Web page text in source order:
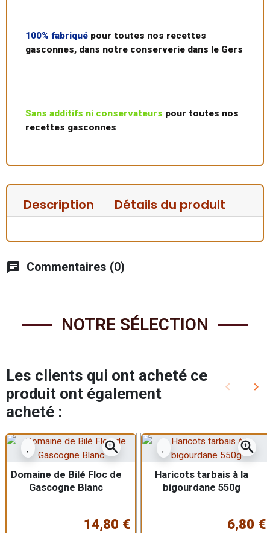
100% fabriqué pour toutes nos recettes
gasconnes, dans notre conserverie dans le Gers
Sans additifs ni conservateurs pour toutes nos
recettes gasconnes
Description Détails du produit
chat Commentaires (0)
NOTRE SÉLECTION
Les clients qui ont acheté ce
produit ont également
acheté :
Précédent
keyboard_arrow_left keyboard_arrow_right
zoom_in
Domaine de Bilé Floc de
Gascogne Blanc
14,80 €
zoom_in
Haricots tarbais à la
bigourdane 550g
6,80 €